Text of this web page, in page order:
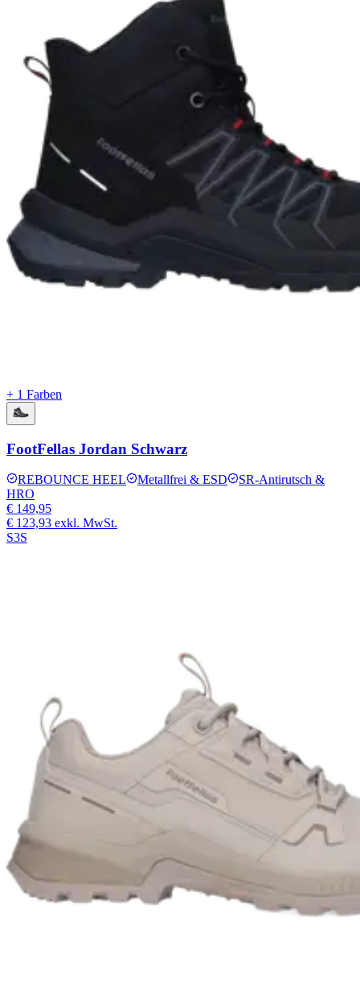
+ 1 Farben
FootFellas Jordan Schwarz
REBOUNCE HEEL Metallfrei & ESD
SR-Antirutsch &
HRO
€ 149,95
€ 123,93 exkl. MwSt.
S3S